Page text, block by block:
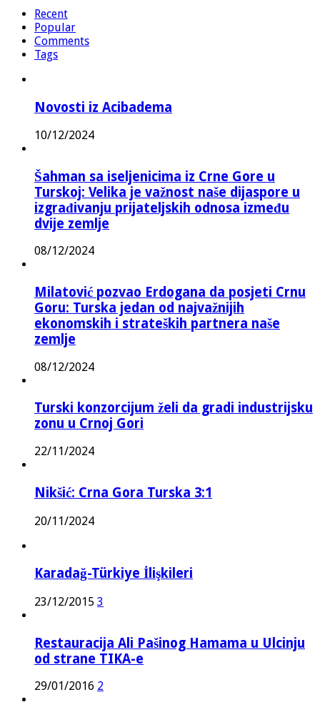
Recent
Popular
Comments
Tags
Novosti iz Acibadema
10/12/2024
Šahman sa iseljenicima iz Crne Gore u
Turskoj: Velika je važnost naše dijaspore u
izgrađivanju prijateljskih odnosa između
dvije zemlje
08/12/2024
Milatović pozvao Erdogana da posjeti Crnu
Goru: Turska jedan od najvažnijih
ekonomskih i strateških partnera naše
zemlje
08/12/2024
Turski konzorcijum želi da gradi industrijsku
zonu u Crnoj Gori
22/11/2024
Nikšić: Crna Gora Turska 3:1
20/11/2024
Karadağ-Türkiye İlişkileri
23/12/2015 3
Restauracija Ali Pašinog Hamama u Ulcinju
od strane TIKA-e
29/01/2016 2